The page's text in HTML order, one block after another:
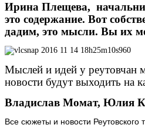
Ирина Плещева,
это содержание. Вот
дадим, это мысли. Вы их
Мыслей и идей у реутовчан
новости будут выходить на
Владислав Момат, Юлия
Все сюжеты и новости Реутовского